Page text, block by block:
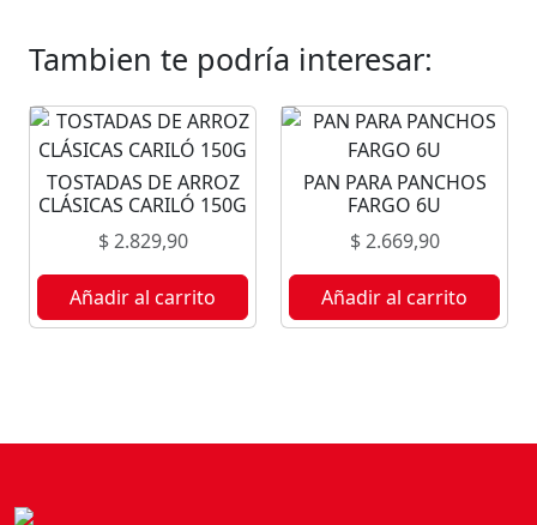
Tambien te podría interesar:
TOSTADAS DE ARROZ
CLÁSICAS CARILÓ 150G
$2.829,90
Añadir al carrito
PAN PARA PANCHOS
FARGO 6U
$2.669,90
Añadir al carrito